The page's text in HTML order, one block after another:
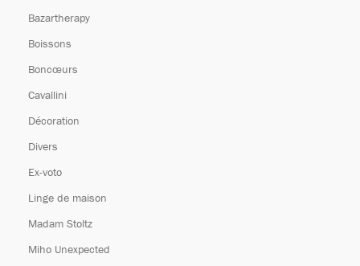
Bazartherapy
Boissons
Boncœurs
Cavallini
Décoration
Divers
Ex-voto
Linge de maison
Madam Stoltz
Miho Unexpected